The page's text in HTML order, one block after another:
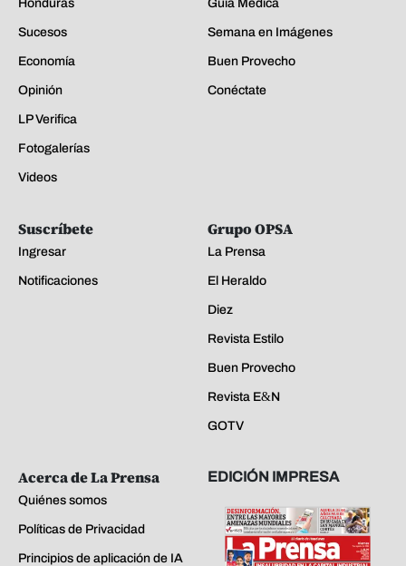
Honduras
Sucesos
Economía
Opinión
LP Verifica
Fotogalerías
Videos
Guía Médica
Semana en Imágenes
Buen Provecho
Conéctate
Suscríbete
Ingresar
Notificaciones
Grupo OPSA
La Prensa
El Heraldo
Diez
Revista Estilo
Buen Provecho
Revista E&N
GOTV
Acerca de La Prensa
Quiénes somos
Políticas de Privacidad
Principios de aplicación de IA
EDICIÓN IMPRESA